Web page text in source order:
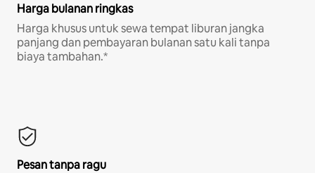
Harga bulanan ringkas
Harga khusus untuk sewa tempat liburan jangka
panjang dan pembayaran bulanan satu kali tanpa
biaya tambahan.*
Pesan tanpa ragu